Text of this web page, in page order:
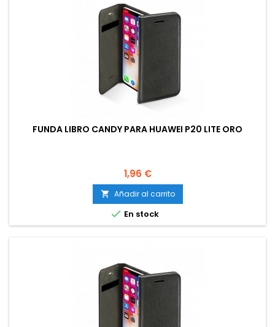
FUNDA LIBRO CANDY PARA HUAWEI P20 LITE ORO
Precio
1,96 €
 Añadir al carrito
 En stock